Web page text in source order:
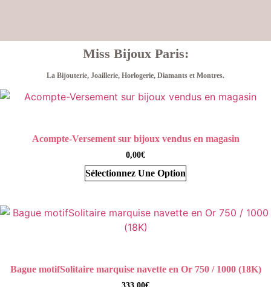
Miss Bijoux Paris:
La Bijouterie, Joaillerie, Horlogerie, Diamants et Montres.
Acompte-Versement sur bijoux vendus en magasin
0,00€
Sélectionnez Une Option
Bague motifSolitaire marquise navette en Or 750 / 1000 (18K)